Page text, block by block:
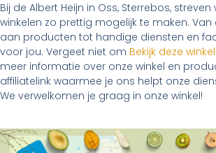
Bij de Albert Heijn in Oss, Sterrebos,
winkelen zo prettig mogelijk te maken.
aan producten tot handige diensten en
voor jou. Vergeet niet om Bekijk deze winkel
meer informatie over onze winkel en
affiliatelink waarmee je ons helpt onze
We verwelkomen je graag in onze winkel!